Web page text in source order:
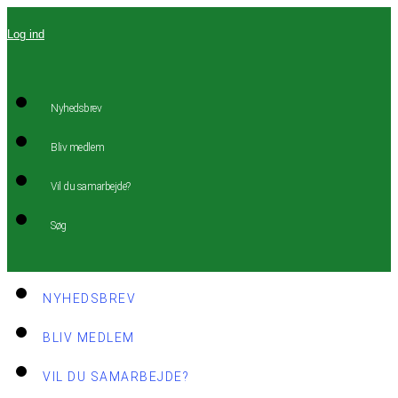
Videre
indhold
Log ind
Nyhedsbrev
Bliv medlem
Vil du samarbejde?
Søg
NYHEDSBREV
BLIV MEDLEM
VIL DU SAMARBEJDE?